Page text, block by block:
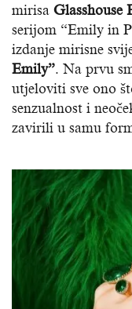
mirisa Glasshouse
serijom “Emily in
izdanje mirisne
Emily”. Na prvu
utjeloviti sve ono
senzualnost i
zavirili u samu